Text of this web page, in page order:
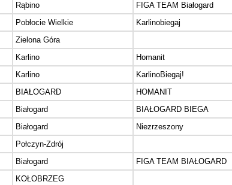
Rąbino
FIGA TEAM Białogard
Pobłocie Wielkie
Karlinobiegaj
Zielona Góra
Karlino
Homanit
Karlino
KarlinoBiegaj!
BIAŁOGARD
HOMANIT
Białogard
BIAŁOGARD BIEGA
Białogard
Niezrzeszony
Połczyn-Zdrój
Białogard
FIGA TEAM BIAŁOGARD
KOŁOBRZEG